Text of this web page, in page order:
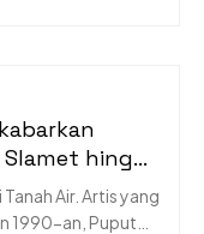
hingga
Air. Artis yang
1990-an, Puput